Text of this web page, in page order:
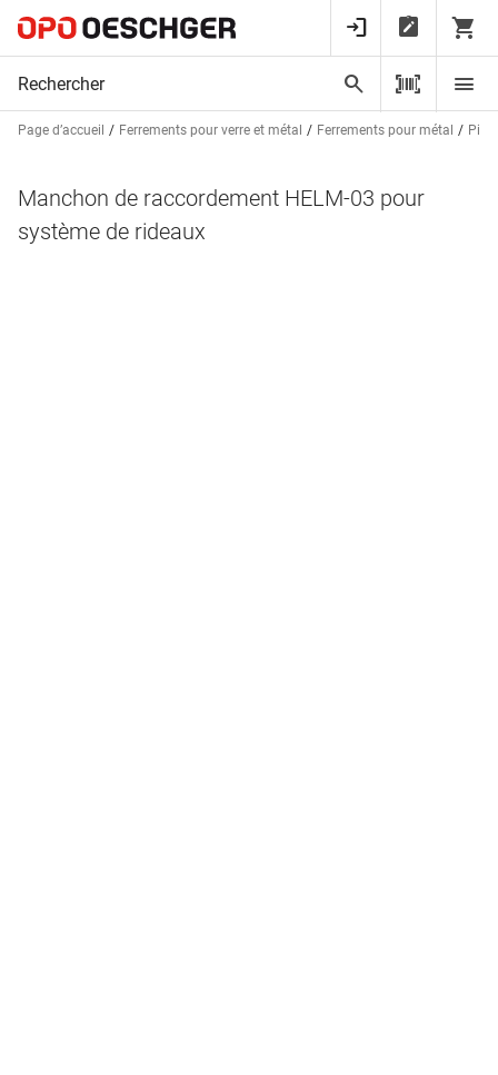
Page d’accueil Ferrements pour verre et métal Ferrements pour métal
Manchon de raccordement HELM-03 pour
système de rideaux